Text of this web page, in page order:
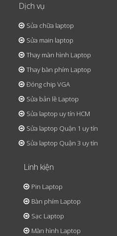
Dịch vụ
Sửa chữa laptop
Sửa main laptop
Thay màn hình Laptop
Thay bàn phím Laptop
Đóng chip VGA
Sửa bản lề Laptop
Sửa laptop uy tín HCM
Sửa laptop Quận 1 uy tín
Sửa laptop Quận 3 uy tín
Linh kiện
Pin Laptop
Bàn phím Laptop
Sạc Laptop
Màn hình Laptop